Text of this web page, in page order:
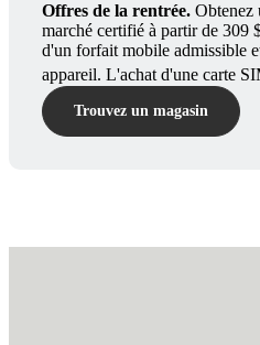
Offres de la rentrée. Obtenez
marché certifié à partir de 309
d'un forfait mobile admissible
appareil. L'achat d'une carte
Trouvez un magasin